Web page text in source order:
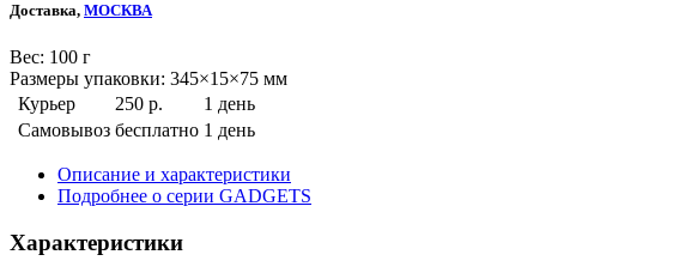
Доставка, МОСКВА
Веc: 100 г
Размеры упаковки: 345×15×75 мм
Курьер
250 р.
1 день
Самовывоз бесплатно 1 день
Описание и характеристики
Подробнее о серии GADGETS
Характеристики